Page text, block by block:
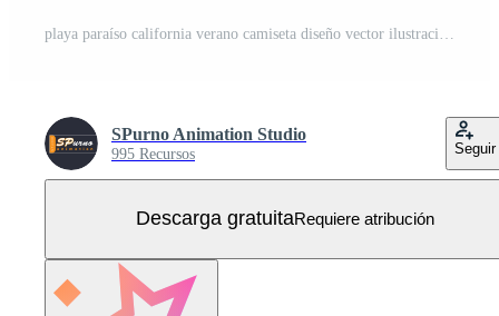
SPurno Animation Studio
995 Recursos Seguir
Descarga gratuitaRequiere atribución